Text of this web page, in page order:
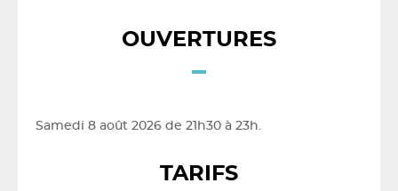
OUVERTURES
Samedi 8 août 2026 de 21h30 à 23h.
TARIFS